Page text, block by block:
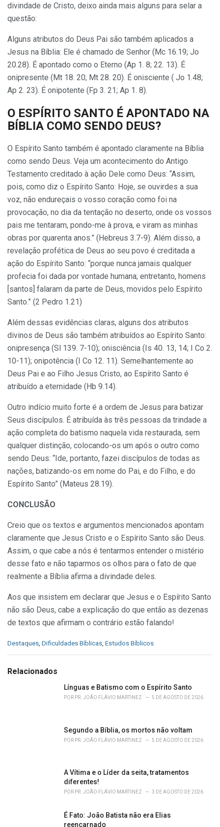
divindade de Cristo, deixo ainda mais alguns para selar a
questão:
Alguns atributos do Deus Pai são também aplicados a
Jesus na Bíblia: Ele é chamado de Senhor (Mc 16.19; Jo
20.28). É apontado como o Eterno (Ap 1. 8; 22. 13). É
onipresente (Mt 18. 20; Mt 28. 20). É onisciente ( Jo 1.48;
Ap 2. 23). É onipotente (Fp 3. 21; Ap 1. 8).
O ESPÍRITO SANTO É APONTADO NA
BÍBLIA COMO SENDO DEUS?
O Espírito Santo também é apontado claramente na Bíblia
como sendo Deus. Veja um acontecimento do Antigo
Testamento creditado à ação Dele como Deus: “Assim,
pois, como diz o Espírito Santo: Hoje, se ouvirdes a sua
voz, não endureçais o vosso coração como foi na
provocação, no dia da tentação no deserto, onde os vossos
pais me tentaram, pondo-me à prova, e viram as minhas
obras por quarenta anos.” (Hebreus 3.7-9). Além disso, a
revelação profética de Deus ao seu povo é creditada a
ação do Espírito Santo: “porque nunca jamais qualquer
profecia foi dada por vontade humana; entretanto, homens
[santos] falaram da parte de Deus, movidos pelo Espírito
Santo.” (2 Pedro 1.21)
Além dessas evidências claras, alguns dos atributos
divinos de Deus são também atribuídos ao Espírito Santo:
onipresença (Sl 139. 7-10); onisciência (Is 40. 13, 14; I Co 2.
10-11); onipotência (I Co 12. 11). Semelhantemente ao
Deus Pai e ao Filho Jesus Cristo, ao Espírito Santo é
atribuído a eternidade (Hb 9.14).
Outro indício muito forte é a ordem de Jesus para batizar
Seus discípulos. É atribuída às três pessoas da trindade a
ação completa do batismo naquela vida restaurada, sem
qualquer distinção, colocando-os um após o outro como
sendo Deus: “Ide, portanto, fazei discípulos de todas as
nações, batizando-os em nome do Pai, e do Filho, e do
Espírito Santo” (Mateus 28.19).
CONCLUSÃO
Creio que os textos e argumentos mencionados apontam
claramente que Jesus Cristo e o Espírito Santo são Deus.
Assim, o que cabe a nós é tentarmos entender o mistério
desse fato e não taparmos os olhos para o fato de que
realmente a Bíblia afirma a divindade deles.
Aos que insistem em declarar que Jesus e o Espírito Santo
não são Deus, cabe a explicação do que então as dezenas
de textos que afirmam o contrário estão falando!
C
e
Destaques Dificuldades Bíblicas Estudos Bíblicos
Relacionados
Línguas e Batismo com o Espírito Santo
POR PR. JOÃO FLÁVIO MARTINEZ 5 DE AGOSTO DE 2026
Segundo a Bíblia, os mortos não voltam
POR PR. JOÃO FLÁVIO MARTINEZ 5 DE AGOSTO DE 2026
A Vítima e o Líder da seita, tratamentos
diferentes!
POR PR. JOÃO FLÁVIO MARTINEZ 3 DE AGOSTO DE 2026
É Fato: João Batista não era Elias
reencarnado